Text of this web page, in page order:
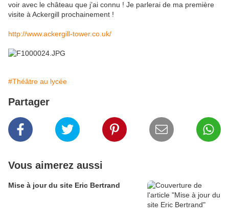
voir avec le château que j’ai connu ! Je parlerai de ma première
visite à Ackergill prochainement !
http://www.ackergill-tower.co.uk/
#Théâtre au lycée
Partager
Vous aimerez aussi
Mise à jour du site Eric Bertrand